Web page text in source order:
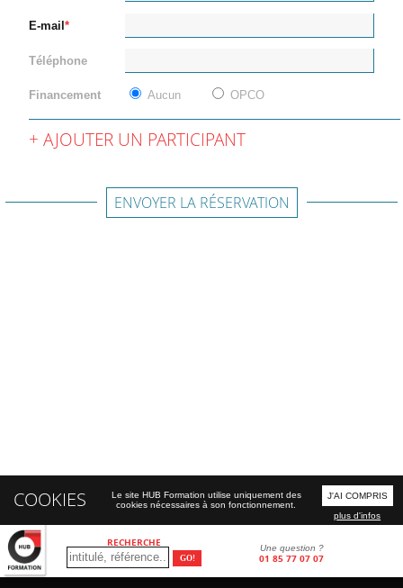
RECHERCHE Une question ?
01 85 77 07 07
E-mail
Téléphone
Financement Aucun OPCO
AJOUTER UN PARTICIPANT
ENVOYER LA RÉSERVATION
COOKIES
Le site HUB Formation utilise uniquement des
cookies nécessaires à son fonctionnement.
J'AI COMPRIS
plus d'infos